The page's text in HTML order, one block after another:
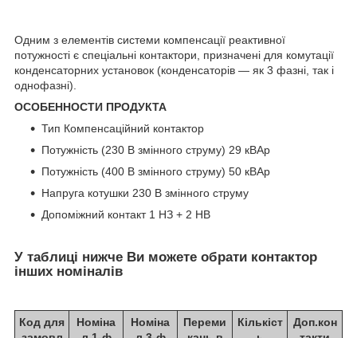
Одним з елементів системи компенсації реактивної
потужності є спеціальні контактори, призначені для комутації
конденсаторних установок (конденсаторів — як 3 фазні, так і
однофазні).
ОСОБЕННОСТИ ПРОДУКТА
Тип Компенсаційний контактор
Потужність (230 В змінного струму) 29 кВАр
Потужність (400 В змінного струму) 50 кВАр
Напруга котушки 230 В змінного струму
Допоміжний контакт 1 НЗ + 2 НВ
У таблиці нижче Ви можете обрати контактор
інших номіналів
Код для
Номіна
Номіна
Переми
Кількіст
Доп.кон